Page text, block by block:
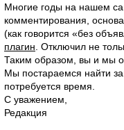
Многие годы на нашем
комментирования,
(как говорится «без
плагин . Отключил не
Таким образом, вы и мы
Мы постараемся найти
потребуется время.
С уважением,
Редакция